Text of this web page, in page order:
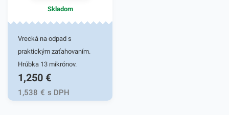
Skladom
Vrecká na odpad s
praktickým zaťahovaním.
Hrúbka 13 mikrónov.
1,250 €
1,538 € s DPH